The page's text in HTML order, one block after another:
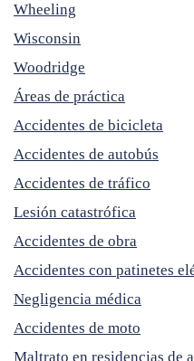
Wheeling
Wisconsin
Woodridge
Áreas de práctica
Accidentes de bicicleta
Accidentes de autobús
Accidentes de tráfico
Lesión catastrófica
Accidentes de obra
Accidentes con patinetes
Negligencia médica
Accidentes de moto
Maltrato en residencias de